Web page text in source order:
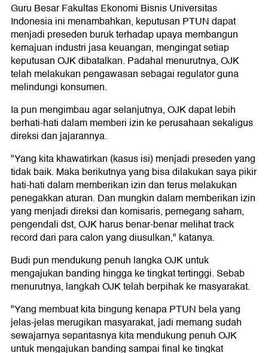
Guru Besar Fakultas Ekonomi Bisnis Universitas
Indonesia ini menambahkan, keputusan PTUN dapat
menjadi preseden buruk terhadap upaya membangun
kemajuan industri jasa keuangan, mengingat setiap
keputusan OJK dibatalkan. Padahal menurutnya, OJK
telah melakukan pengawasan sebagai regulator guna
melindungi konsumen.
Ia pun mengimbau agar selanjutnya, OJK dapat lebih
berhati-hati dalam memberi izin ke perusahaan sekaligus
direksi dan jajarannya.
"Yang kita khawatirkan (kasus isi) menjadi preseden yang
tidak baik. Maka berikutnya yang bisa dilakukan saya pikir
hati-hati dalam memberikan izin dan terus melakukan
penegakkan aturan. Dan mungkin dalam memberikan izin
yang menjadi direksi dan komisaris, pemegang saham,
pengendali dst, OJK harus benar-benar melihat track
record dari para calon yang diusulkan," katanya.
Budi pun mendukung penuh langka OJK untuk
mengajukan banding hingga ke tingkat tertinggi. Sebab
menurutnya, langkah OJK telah berpihak ke masyarakat.
"Yang membuat kita bingung kenapa PTUN bela yang
jelas-jelas merugikan masyarakat, jadi memang sudah
sewajarnya sepantasnya kita mendukung penuh OJK
untuk mengajukan banding sampai final ke tingkat